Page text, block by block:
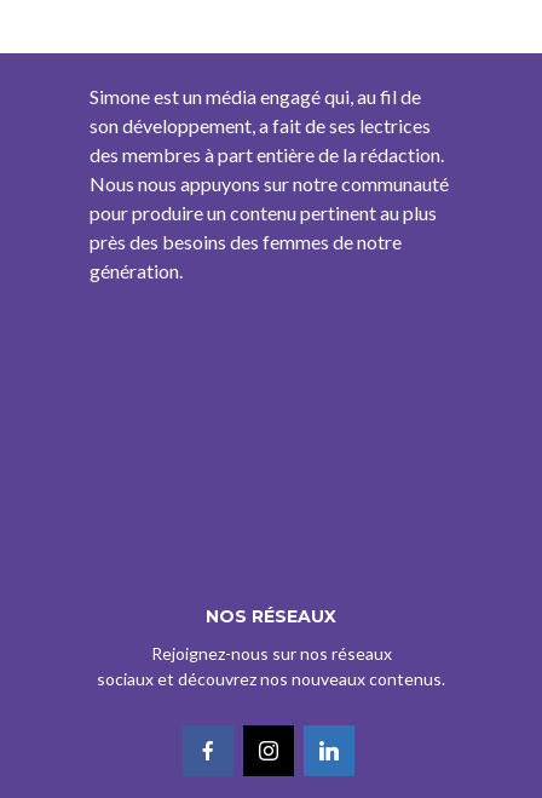
Simone est un média engagé qui, au fil de
son développement, a fait de ses lectrices
des membres à part entière de la rédaction.
Nous nous appuyons sur notre communauté
pour produire un contenu pertinent au plus
près des besoins des femmes de notre
génération.
NOS RÉSEAUX
Rejoignez-nous sur nos réseaux
sociaux et découvrez nos nouveaux contenus.